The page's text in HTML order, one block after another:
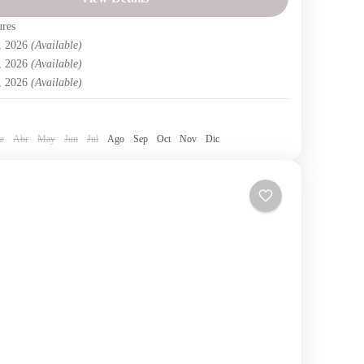
,Región Litoral
2026 (Available)
2026 (Available)
2026 (Available)
Abr May Jun Jul Ago Sep Oct Nov Dic